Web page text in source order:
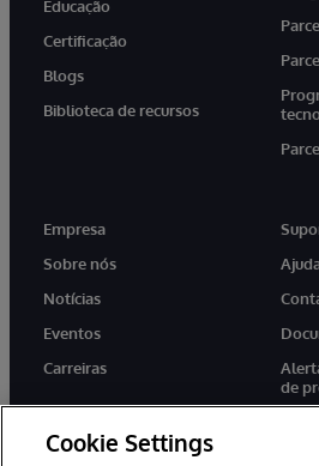
Educação
Certificação
Blogs
Biblioteca de recursos
Empresa
Sobre nós
Notícias
Eventos
Carreiras
de
Cookie Settings